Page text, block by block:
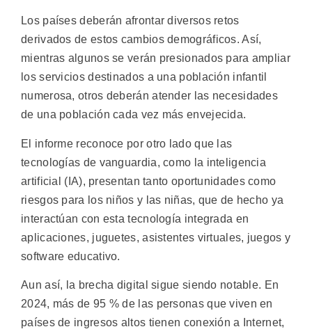
Los países deberán afrontar diversos retos
derivados de estos cambios demográficos. Así,
mientras algunos se verán presionados para ampliar
los servicios destinados a una población infantil
numerosa, otros deberán atender las necesidades
de una población cada vez más envejecida.
El informe reconoce por otro lado que las
tecnologías de vanguardia, como la inteligencia
artificial (IA), presentan tanto oportunidades como
riesgos para los niños y las niñas, que de hecho ya
interactúan con esta tecnología integrada en
aplicaciones, juguetes, asistentes virtuales, juegos y
software educativo.
Aun así, la brecha digital sigue siendo notable. En
2024, más de 95 % de las personas que viven en
países de ingresos altos tienen conexión a Internet,